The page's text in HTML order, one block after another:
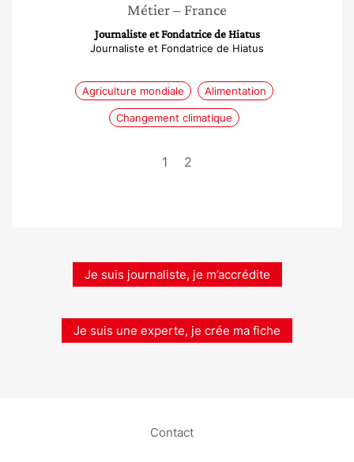
Métier– France
Journaliste et Fondatrice de Hiatus
Journaliste et Fondatrice de Hiatus
Agriculture mondiale Alimentation
Changement climatique
1 2
Je suis journaliste, je m’accrédite
Je suis une experte, je crée ma fiche
Contact